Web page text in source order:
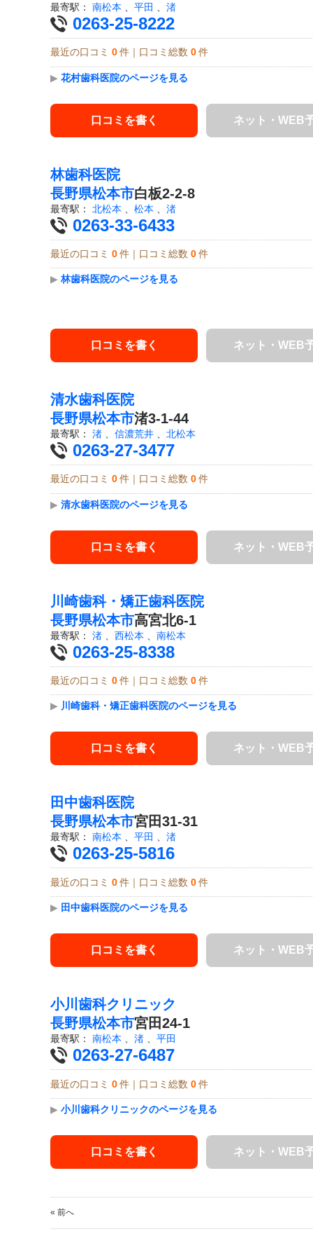
最寄駅： 南松本 平田 渚
0263-25-8222
最近の口コミ 0 件｜口コミ総数 0 件
▶ 花村歯科医院のページを見る
口コミを書く ネット・WEB
林歯科医院
長野県松本市白板2-2-8
最寄駅： 北松本 松本 渚
0263-33-6433
最近の口コミ 0 件｜口コミ総数 0 件
▶ 林歯科医院のページを見る
口コミを書く ネット・WEB
清水歯科医院
長野県松本市渚3-1-44
最寄駅： 渚 信濃荒井 北松本
0263-27-3477
最近の口コミ 0 件｜口コミ総数 0 件
▶ 清水歯科医院のページを見る
口コミを書く ネット・WEB
川崎歯科・矯正歯科医院
長野県松本市高宮北6-1
最寄駅： 渚 西松本 南松本
0263-25-8338
最近の口コミ 0 件｜口コミ総数 0 件
▶ 川崎歯科・矯正歯科医院のページを見る
口コミを書く ネット・WEB
田中歯科医院
長野県松本市宮田31-31
最寄駅： 南松本 、 平田 、 渚
0263-25-5816
最近の口コミ 0 件｜口コミ総数 0 件
▶ 田中歯科医院のページを見る
口コミを書く ネット・WEB
小川歯科クリニック
長野県松本市宮田24-1
最寄駅： 南松本 渚 平田
0263-27-6487
最近の口コミ 0 件｜口コミ総数 0 件
▶ 小川歯科クリニックのページを見る
口コミを書く ネット・WEB
« 前へ